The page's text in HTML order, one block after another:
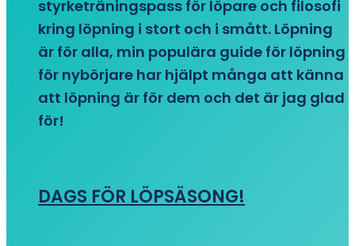
styrketräningspass för löpare och filosofi
kring löpning i stort och i smått. Löpning
är för alla, min populära guide för löpning
för nybörjare har hjälpt många att känna
att löpning är för dem och det är jag glad
för!
DAGS FÖR LÖPSÄSONG!